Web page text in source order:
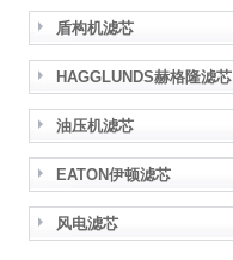
盾构机滤芯
HAGGLUNDS赫格隆滤芯
油压机滤芯
EATON伊顿滤芯
风电滤芯